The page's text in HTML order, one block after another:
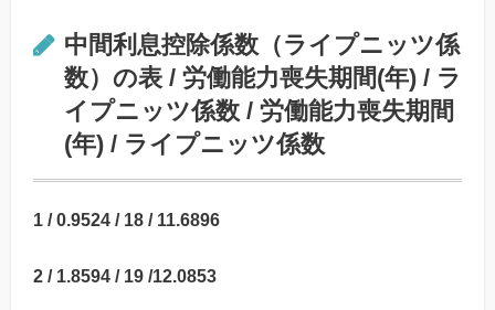
中間利息控除係数（ライプニッツ係
数）の表 / 労働能力喪失期間(年) / ラ
イプニッツ係数 / 労働能力喪失期間
(年) / ライプニッツ係数
1 / 0.9524 / 18 / 11.6896
2 / 1.8594 / 19 /12.0853